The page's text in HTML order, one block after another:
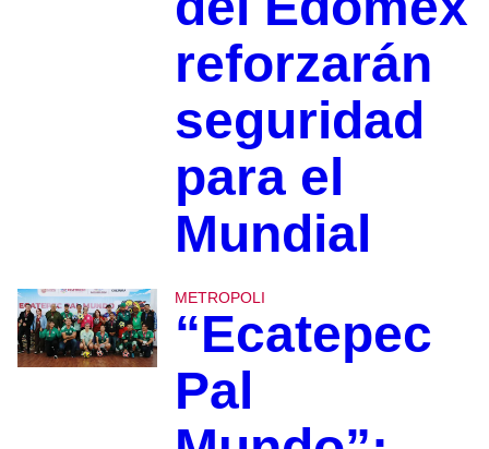
reforzarán
seguridad
para el
Mundial
METROPOLI
“Ecatepec
Pal